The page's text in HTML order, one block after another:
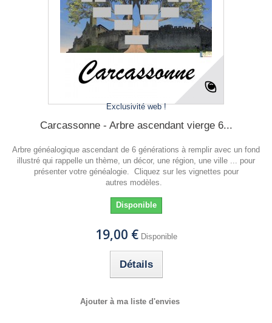
Exclusivité web !
Carcassonne - Arbre ascendant vierge 6...
Arbre généalogique ascendant de 6 générations à remplir avec un fond
illustré qui rappelle un thème, un décor, une région, une ville ... pour
présenter votre généalogie. Cliquez sur les vignettes pour
autres modèles.
Disponible
19,00 € Disponible
Détails
Ajouter à ma liste d'envies